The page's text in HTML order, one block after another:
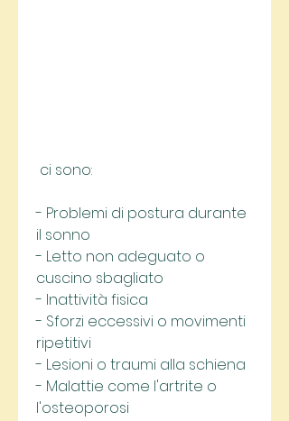
ci sono:
- Problemi di postura durante
il sonno
- Letto non adeguato o
cuscino sbagliato
- Inattività fisica
- Sforzi eccessivi o movimenti
ripetitivi
- Lesioni o traumi alla schiena
- Malattie come l'artrite o
l'osteoporosi